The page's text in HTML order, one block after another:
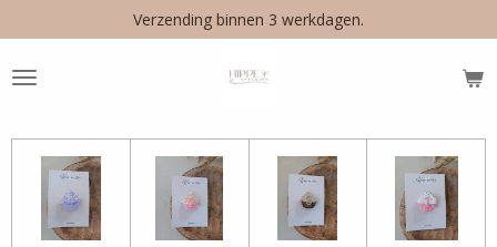
direct
naar
de
Verzending binnen 3 werkdagen.